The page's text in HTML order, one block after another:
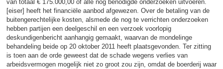
van totaal € 175.000,00 of alle nog benodigde onderzoeken uitvoeren.
[eiser] heeft het financiële aanbod afgewezen. Over de betaling van de
buitengerechtelijke kosten, alsmede de nog te verrichten onderzoeken
hebben partijen een deelgeschil en een verzoek voorlopig
deskundigenbericht aanhangig gemaakt, waarvan de mondelinge
behandeling beide op 20 oktober 2011 heeft plaatsgevonden. Ter zitting
is toen aan de orde geweest dat de schade wegens verlies van
arbeidsvermogen mogelijk niet zo groot zou zijn, omdat de boerderij waar